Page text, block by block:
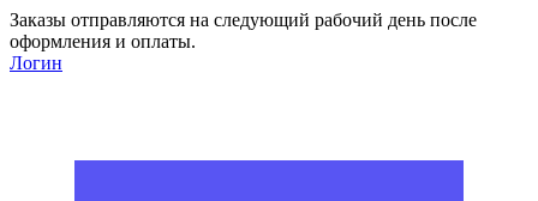
Заказы отправляются на следующий рабочий день после
оформления и оплаты.
Логин